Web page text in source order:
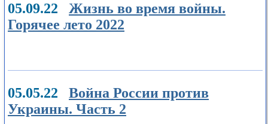
05.09.22 Жизнь во время войны.
Горячее лето 2022
05.05.22 Война России против
Украины. Часть 2